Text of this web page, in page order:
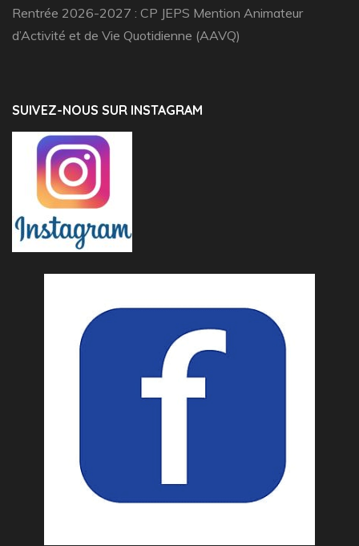
Rentrée 2026-2027 : CP JEPS Mention Animateur
d’Activité et de Vie Quotidienne (AAVQ)
SUIVEZ-NOUS SUR INSTAGRAM